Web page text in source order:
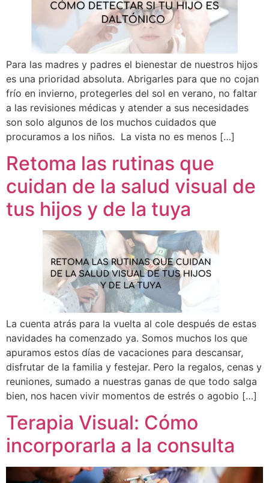
Para las madres y padres el bienestar de nuestros hijos
es una prioridad absoluta. Abrigarles para que no cojan
frío en invierno, protegerles del sol en verano, no faltar
a las revisiones médicas y atender a sus necesidades
son solo algunos de los muchos cuidados que
procuramos a los niños. La vista no es menos […]
Retoma las rutinas que
cuidan de la salud visual de
tus hijos y de la tuya
La cuenta atrás para la vuelta al cole después de estas
navidades ha comenzado ya. Somos muchos los que
apuramos estos días de vacaciones para descansar,
disfrutar de la familia y festejar. Pero la regalos, cenas y
reuniones, sumado a nuestras ganas de que todo salga
bien, nos hacen vivir momentos de estrés o agobio […]
Terapia Visual: Cómo
incorporarla a la consulta